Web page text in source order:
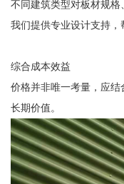
不同建筑类型对板材规格
我们提供专业设计支持，
综合成本效益
价格并非唯一考量，应
长期价值。